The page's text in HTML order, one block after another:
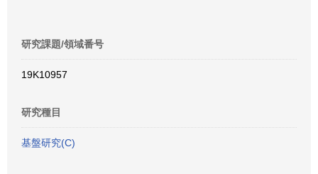
研究課題/領域番号
19K10957
研究種目
基盤研究(C)